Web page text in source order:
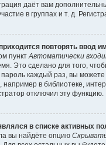
даёт вам
в группах и т. д.
повторять ввод
пунктАвтоматически
Это сделано для того,
каждый раз, вы
в библиотеке,
отключил эту функцию.
в списке активных
вы найдёте опцию